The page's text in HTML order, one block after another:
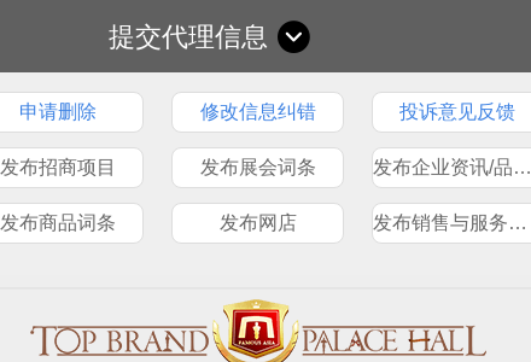
提交代理信息
申请删除 修改信息纠错 投诉意见反馈
发布招商项目 发布展会词条 发布企业资讯/品牌文章
发布商品词条 发布网店 发布销售与服务网点